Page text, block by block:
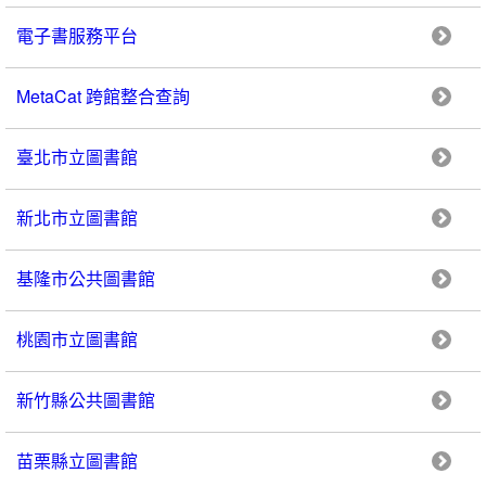
電子書服務平台
MetaCat 跨館整合查詢
臺北市立圖書館
新北市立圖書館
基隆市公共圖書館
桃園市立圖書館
新竹縣公共圖書館
苗栗縣立圖書館